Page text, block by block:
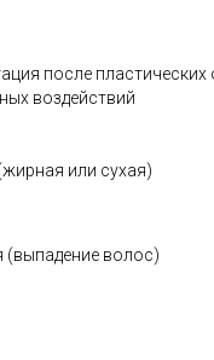
после пластических
воздействий
или сухая)
(выпадение волос)